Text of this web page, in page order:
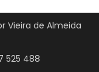
Vieira de Almeida
525 488